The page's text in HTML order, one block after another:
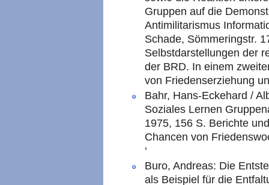
Gruppen auf die
Antimilitarismus
Schade, Sömmeringstr.
Selbstdarstellungen der
der BRD. In einem
von Friedenserziehung
Bahr, Hans-Eckehard /
Soziales Lernen
1975, 156 S. Berichte
Chancen von
‘
Buro, Andreas: Die
als Beispiel für die